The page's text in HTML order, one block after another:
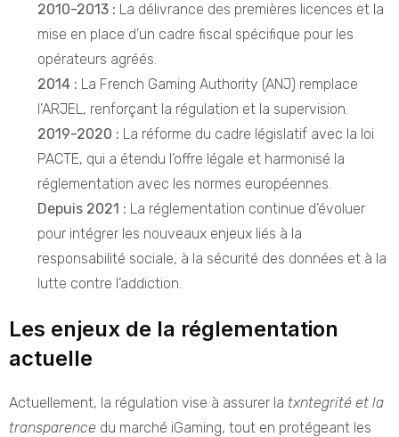
2010-2013 : La délivrance des premières licences et la
mise en place d’un cadre fiscal spécifique pour les
opérateurs agréés.
2014 : La French Gaming Authority (ANJ) remplace
l’ARJEL, renforçant la régulation et la supervision.
2019-2020 : La réforme du cadre législatif avec la loi
PACTE, qui a étendu l’offre légale et harmonisé la
réglementation avec les normes européennes.
Depuis 2021 : La réglementation continue d’évoluer
pour intégrer les nouveaux enjeux liés à la
responsabilité sociale, à la sécurité des données et à la
lutte contre l’addiction.
Les enjeux de la réglementation
actuelle
Actuellement, la régulation vise à assurer la txntegrité et la
transparence du marché iGaming, tout en protégeant les